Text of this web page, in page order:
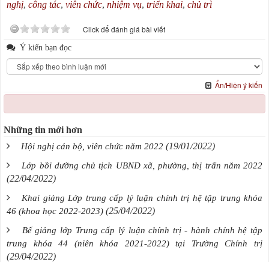
nghị, công tác, viên chức, nhiệm vụ, triển khai, chủ trì
Click để đánh giá bài viết
Ý kiến bạn đọc
Ẩn/Hiện ý kiến
Những tin mới hơn
Hội nghị cán bộ, viên chức năm 2022 (19/01/2022)
Lớp bồi dưỡng chủ tịch UBND xã, phường, thị trấn năm 2022
(22/04/2022)
Khai giảng Lớp trung cấp lý luận chính trị hệ tập trung khóa
46 (khoa học 2022-2023) (25/04/2022)
Bế giảng lớp Trung cấp lý luận chính trị - hành chính hệ tập
trung khóa 44 (niên khóa 2021-2022) tại Trường Chính trị
(29/04/2022)